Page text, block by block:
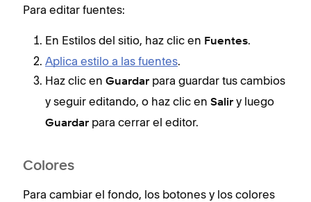
Para editar fuentes:
En Estilos del sitio, haz clic en Fuentes.
Aplica estilo a las fuentes.
Haz clic en Guardar para guardar tus cambios
y seguir editando, o haz clic en Salir y luego
Guardar para cerrar el editor.
Colores
Para cambiar el fondo, los botones y los colores